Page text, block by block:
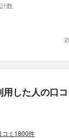
数
した人の口コ
ミ1800件